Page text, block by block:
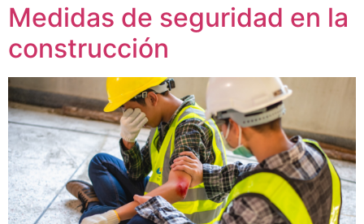
Medidas de seguridad en la
construcción